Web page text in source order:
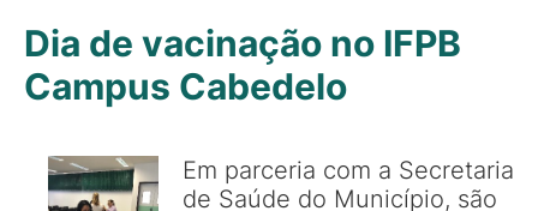
Dia de vacinação no IFPB
Campus Cabedelo
Em parceria com a Secretaria
de Saúde do Município, são